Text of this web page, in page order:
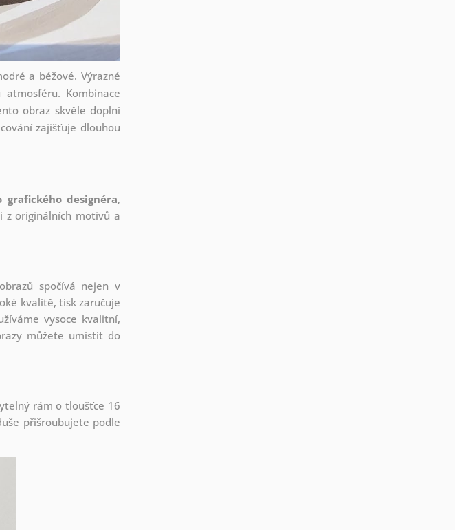
a béžové. Výrazné
Kombinace
obraz skvěle doplní
zajišťuje dlouhou
grafického designéra,
z originálních motivů a
spočívá nejen v
kvalitě, tisk zaručuje
vysoce kvalitní,
můžete umístit do
rám o tloušťce 16
přišroubujete podle